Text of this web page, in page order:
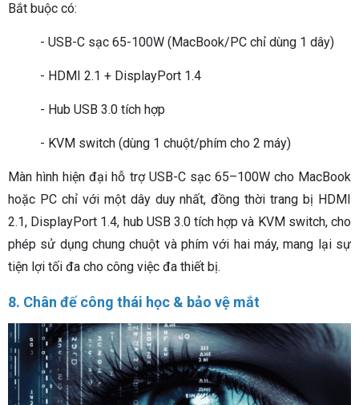
Bắt buộc có:
- USB-C sạc 65-100W (MacBook/PC chỉ dùng 1 dây)
- HDMI 2.1 + DisplayPort 1.4
- Hub USB 3.0 tích hợp
- KVM switch (dùng 1 chuột/phím cho 2 máy)
Màn hình hiện đại hỗ trợ USB-C sạc 65–100W cho MacBook
hoặc PC chỉ với một dây duy nhất, đồng thời trang bị HDMI
2.1, DisplayPort 1.4, hub USB 3.0 tích hợp và KVM switch, cho
phép sử dụng chung chuột và phím với hai máy, mang lại sự
tiện lợi tối đa cho công việc đa thiết bị.
8. Chân đế công thái học & bảo vệ mắt